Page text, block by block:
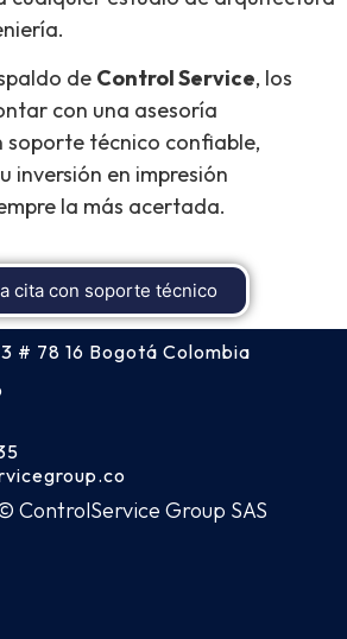
de Control Service, los
con una asesoría
soporte técnico confiable,
inversión en impresión
la más acertada.
cita con soporte técnico
# 78 16 Bogotá Colombia
ControlService Group SAS